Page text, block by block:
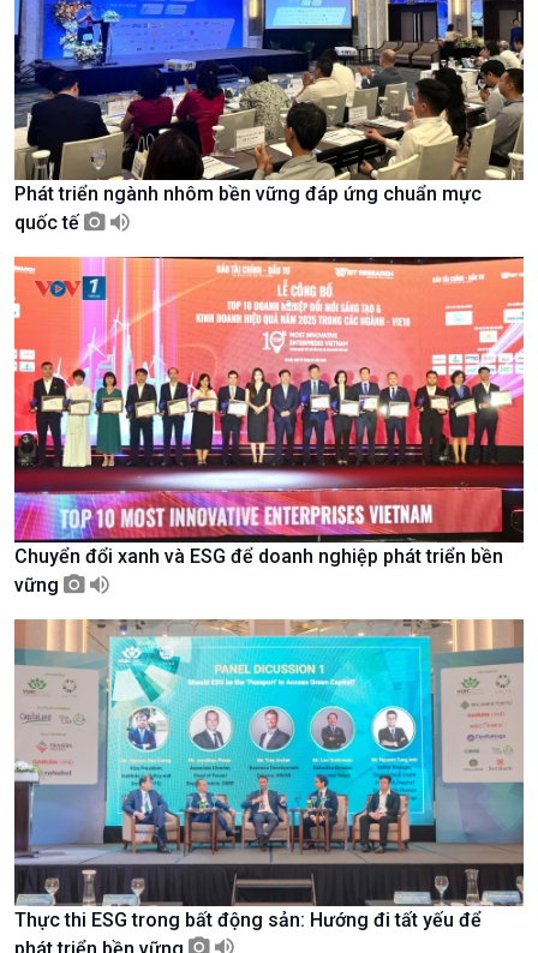
Văn hoá & Du lịch
Tin Văn hoá & Du lịch
Chát với người nổi tiếng
Câu chuyện Thể thao
Multimedia
Ảnh
Video
Infographic
E-Magazine
Podcast
Góc nhìn VOV1
Phát triển ngành nhôm bền vững đáp ứng chuẩn mực
quốc tế
Chuyển đổi xanh và ESG để doanh nghiệp phát triển bền
vững
Thực thi ESG trong bất động sản: Hướng đi tất yếu để
phát triển bền vững